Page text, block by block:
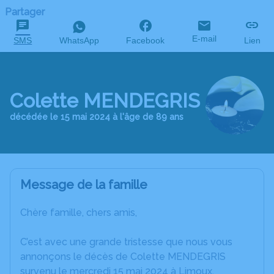
Partager
SMS WhatsApp Facebook E-mail Lien
Colette MENDEGRIS
décédée le 15 mai 2024 à l'âge de 89 ans
Message de la famille
Chère famille, chers amis,
C’est avec une grande tristesse que nous vous
annonçons le décès de Colette MENDEGRIS
survenu le mercredi 15 mai 2024 à Limoux.